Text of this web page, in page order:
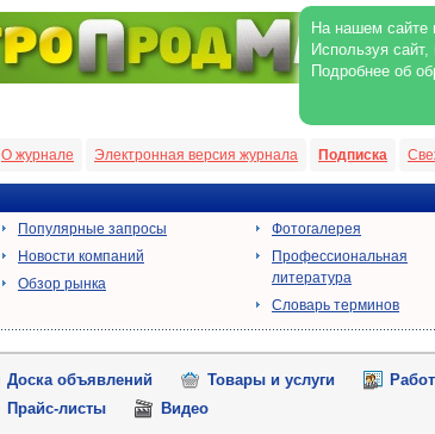
На нашем сайте
Используя
Подробнее об
Подписка
Электронная версия журнала
О журнале
Популярные запросы
Новости компаний
Обзор рынка
Фотогалерея
Профессиональная
литература
Словарь терминов
Доска объявлений Товары и услуги
Прайс-листы
Видео